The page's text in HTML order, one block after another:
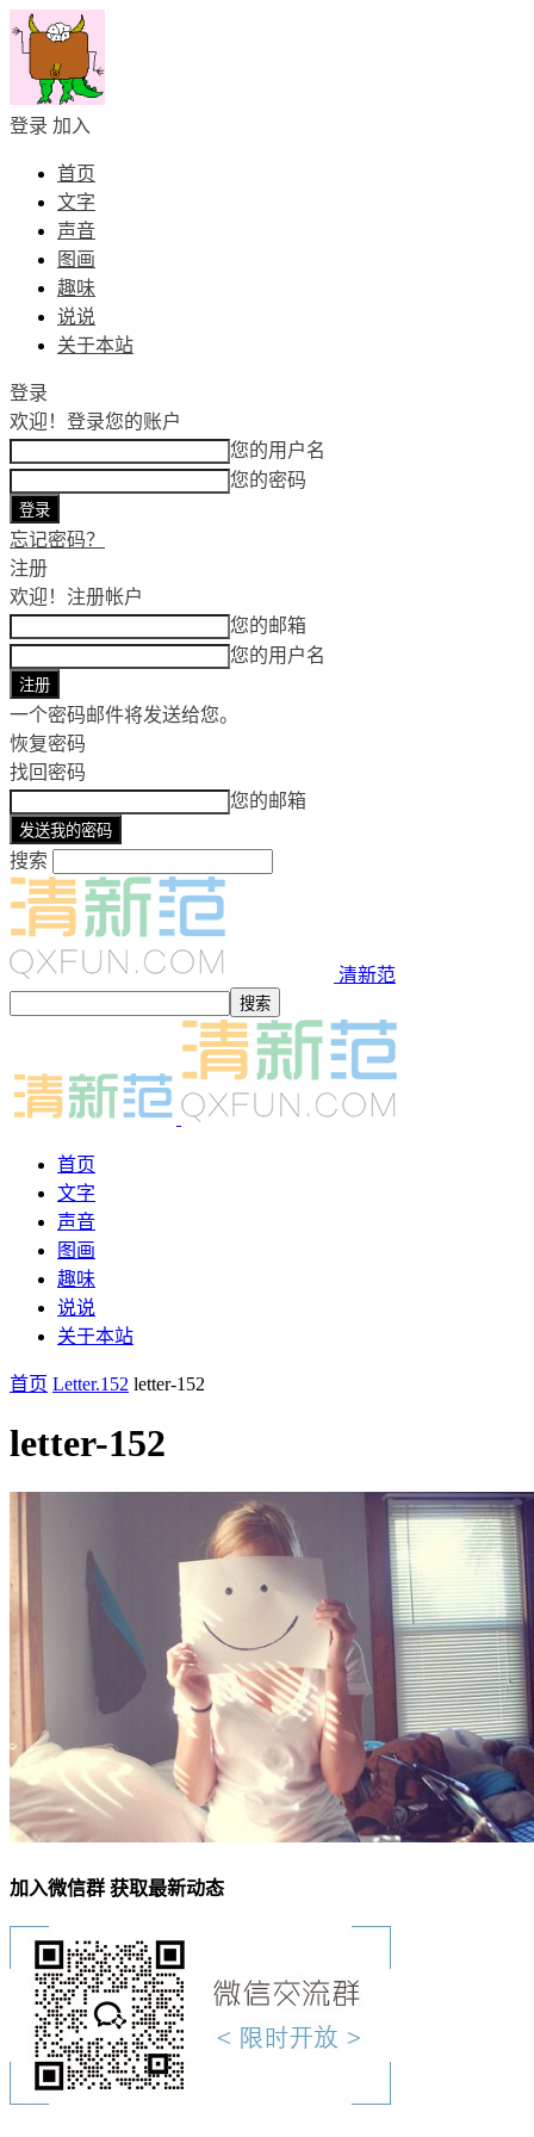
登录 加入
首页
文字
声音
图画
趣味
说说
关于本站
登录
欢迎！ 登录您的账户
您的用户名
您的密码
忘记密码？
注册
欢迎！ 注册帐户
您的邮箱
您的用户名
一个密码邮件将发送给您。
恢复密码
找回密码
您的邮箱
搜索
清新范
首页
文字
声音
图画
趣味
说说
关于本站
首页 Letter.152 letter-152
letter-152
加入微信群 获取最新动态